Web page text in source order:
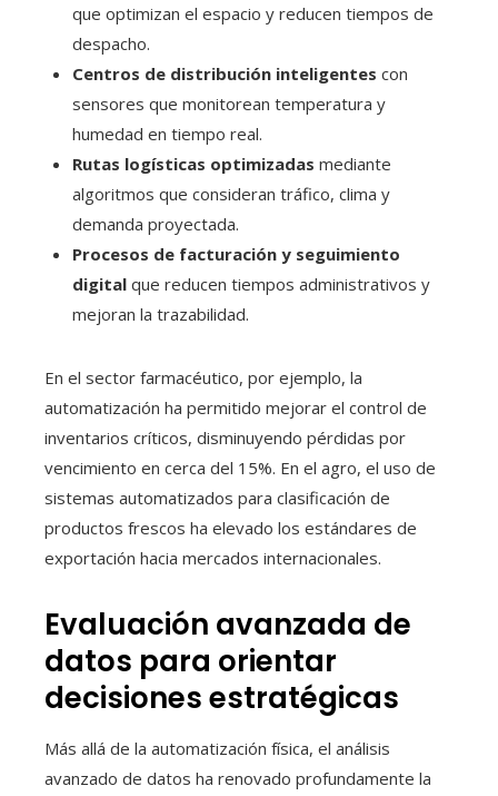
que optimizan el espacio y reducen tiempos de
despacho.
Centros de distribución inteligentes con
sensores que monitorean temperatura y
humedad en tiempo real.
Rutas logísticas optimizadas mediante
algoritmos que consideran tráfico, clima y
demanda proyectada.
Procesos de facturación y seguimiento
digital que reducen tiempos administrativos y
mejoran la trazabilidad.
En el sector farmacéutico, por ejemplo, la
automatización ha permitido mejorar el control de
inventarios críticos, disminuyendo pérdidas por
vencimiento en cerca del 15%. En el agro, el uso de
sistemas automatizados para clasificación de
productos frescos ha elevado los estándares de
exportación hacia mercados internacionales.
Evaluación avanzada de
datos para orientar
decisiones estratégicas
Más allá de la automatización física, el análisis
avanzado de datos ha renovado profundamente la